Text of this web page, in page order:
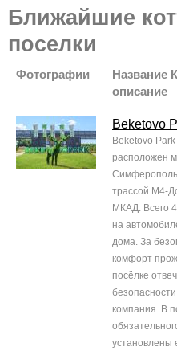
Ближайшие
поселки
Фотографии
Название
описание
Beketovo
Beketovo
расположен
трассой М4-
МКАД. Всего
на
дома. За
комфорт
посёлке
компания. В
установлены